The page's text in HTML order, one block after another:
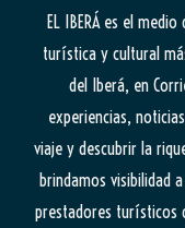
EL IBERÁes el medio
turística y cultural
del Iberá, en
experiencias,
viaje y descubrir la
brindamos visibilidad
prestadores turísticos